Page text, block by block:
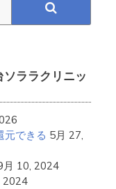
ララクリニッ
元できる 5月 27,
月 10, 2024
2024